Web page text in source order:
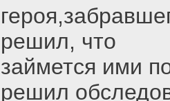
решил, что
займется ими
решил